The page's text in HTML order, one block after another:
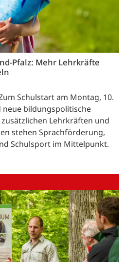
Pfalz: Mehr Lehrkräfte
Schulstart am Montag, 10.
neue bildungspolitische
Lehrkräften und
stehen Sprachförderung,
Schulsport im Mittelpunkt.